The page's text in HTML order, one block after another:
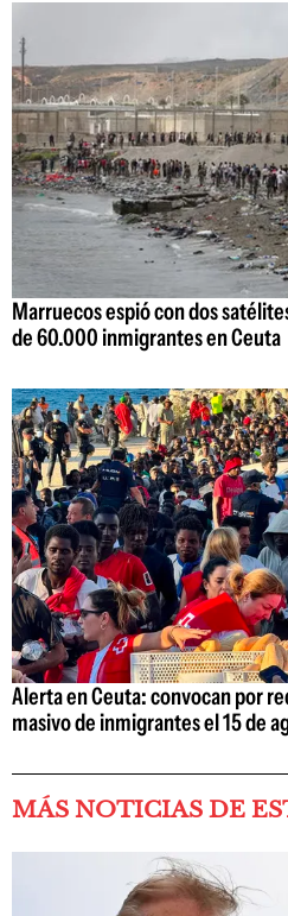
Marruecos espió con dos
de 60.000 inmigrantes en Ceuta
Alerta en Ceuta: convocan por
masivo de inmigrantes el 15 de
MÁS NOTICIAS DE